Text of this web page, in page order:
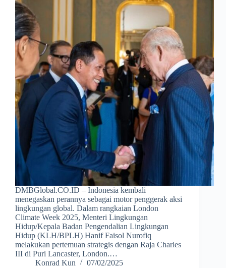
DMBGlobal.CO.ID – Indonesia kembali
menegaskan perannya sebagai motor penggerak aksi
lingkungan global. Dalam rangkaian London
Climate Week 2025, Menteri Lingkungan
Hidup/Kepala Badan Pengendalian Lingkungan
Hidup (KLH/BPLH) Hanif Faisol Nurofiq
melakukan pertemuan strategis dengan Raja Charles
III di Puri Lancaster, London.…
Konrad Kun
07/02/2025